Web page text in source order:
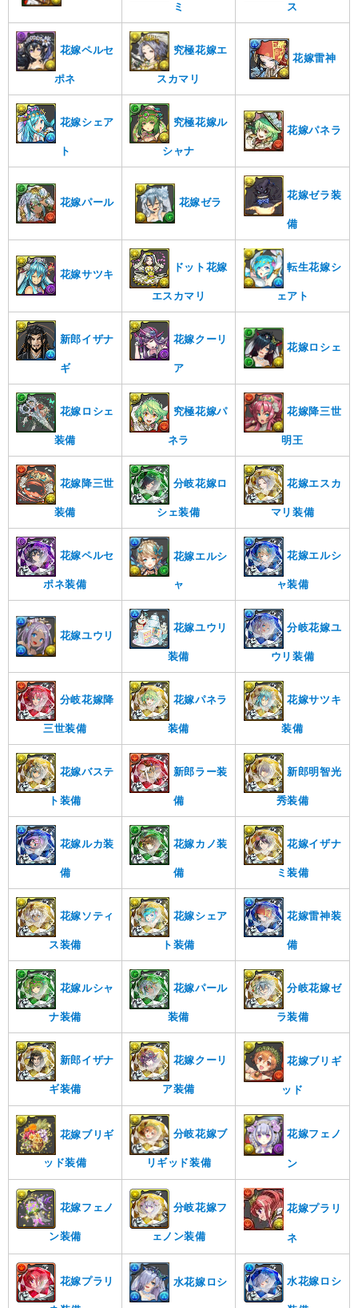
ミ ス
花嫁ペルセ
ポネ
究極花嫁エ
スカマリ
花嫁雷神
花嫁シェア
ト
究極花嫁ル
シャナ
花嫁パネラ
花嫁パール 花嫁ゼラ
花嫁ゼラ装
備
花嫁サツキ
ドット花嫁
エスカマリ
転生花嫁シ
ェアト
新郎イザナ
ギ
花嫁クーリ
ア
花嫁ロシェ
花嫁ロシェ
装備
究極花嫁パ
ネラ
花嫁降三世
明王
花嫁降三世
装備
分岐花嫁ロ
シェ装備
花嫁エスカ
マリ装備
花嫁ペルセ
ポネ装備
花嫁エルシ
ャ
花嫁エルシ
ャ装備
花嫁ユウリ
花嫁ユウリ
装備
分岐花嫁ユ
ウリ装備
分岐花嫁降
三世装備
花嫁パネラ
装備
花嫁サツキ
装備
花嫁バステ
ト装備
新郎ラー装
備
新郎明智光
秀装備
花嫁ルカ装
備
花嫁カノ装
備
花嫁イザナ
ミ装備
花嫁ソティ
ス装備
花嫁シェア
ト装備
花嫁雷神装
備
花嫁ルシャ
ナ装備
花嫁パール
装備
分岐花嫁ゼ
ラ装備
新郎イザナ
ギ装備
花嫁クーリ
ア装備
花嫁ブリギ
ッド
花嫁ブリギ
ッド装備
分岐花嫁ブ
リギッド装備
花嫁フェノ
ン
花嫁フェノ
ン装備
分岐花嫁フ
ェノン装備
花嫁プラリ
ネ
花嫁プラリ 水花嫁ロシ 水花嫁ロシ